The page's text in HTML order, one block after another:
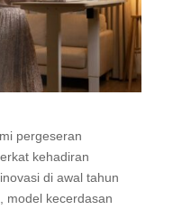
pergeseran
kehadiran
di awal tahun
, model kecerdasan